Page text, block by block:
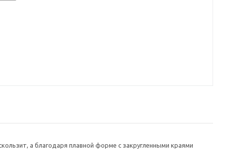
а благодаря плавной форме с закругленными краями